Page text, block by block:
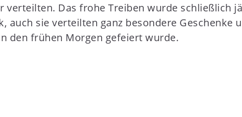
verteilten. Das frohe Treiben wurde schließlich
auch sie verteilten ganz besondere
den frühen Morgen gefeiert wurde.